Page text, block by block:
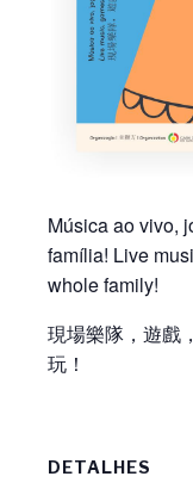
Música ao vivo,
família! Live
whole family!
現場樂隊，遊戲
玩！
DETALHES